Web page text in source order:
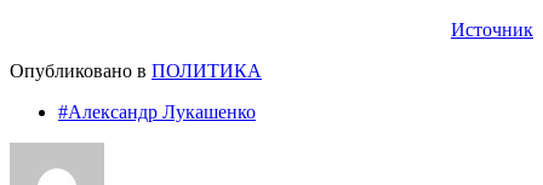
Источник
Опубликовано в ПОЛИТИКА
#Александр Лукашенко